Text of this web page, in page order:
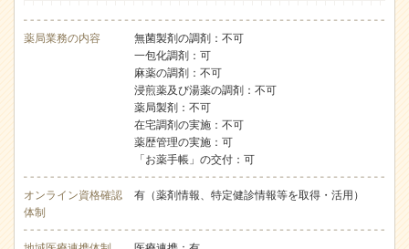
薬局業務の内容
無菌製剤の調剤：不可
一包化調剤：可
麻薬の調剤：不可
浸煎薬及び湯薬の調剤：不可
薬局製剤：不可
在宅調剤の実施：不可
薬歴管理の実施：可
「お薬手帳」の交付：可
オンライン資格確認
体制
有（薬剤情報、特定健診情報等を取得・活用）